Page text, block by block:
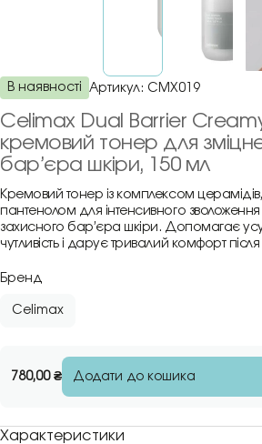
В наявності Артикул: CMX019
Celimax Dual Barrier
кремовий тонер для
бар’єра шкіри, 150 мл
Кремовий тонер із комплексом
пантенолом для інтенсивного зволоження
захисного бар’єра шкіри. Допомагає
чутливість і дарує тривалий комфорт
Бренд
Celimax
780,00₴ Додати до кошика
Характеристики